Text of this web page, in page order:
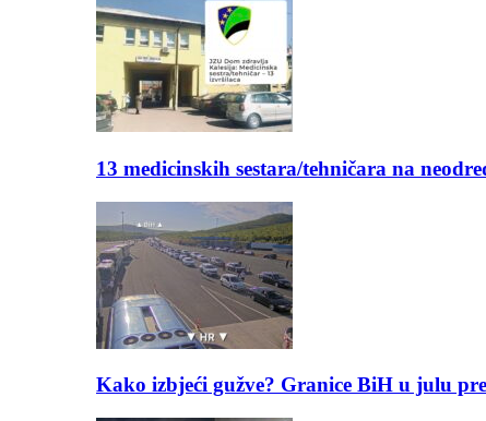
13 medicinskih sestara/tehničara na
Kako izbjeći gužve? Granice BiH u julu